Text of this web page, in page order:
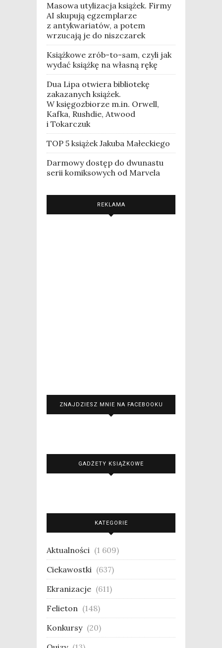
Masowa utylizacja książek. Firmy
AI skupują egzemplarze
z antykwariatów, a potem
wrzucają je do niszczarek
Książkowe zrób-to-sam, czyli jak
wydać książkę na własną rękę
Dua Lipa otwiera bibliotekę
zakazanych książek.
W księgozbiorze m.in. Orwell,
Kafka, Rushdie, Atwood
i Tokarczuk
TOP 5 książek Jakuba Małeckiego
Darmowy dostęp do dwunastu
serii komiksowych od Marvela
REKLAMA
ZNAJDZIESZ MNIE NA FACEBOOKU
GADŻETY KSIĄŻKOWE
KATEGORIE
Aktualności (1 609)
Ciekawostki (637)
Ekranizacje (611)
Felieton (148)
Konkursy (20)